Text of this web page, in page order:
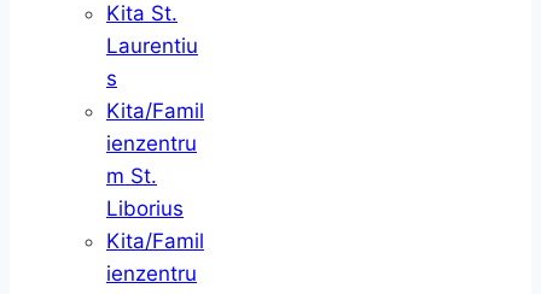
Kita St.
Laurentiu
s
Kita/Famil
ienzentru
m St.
Liborius
Kita/Famil
ienzentru